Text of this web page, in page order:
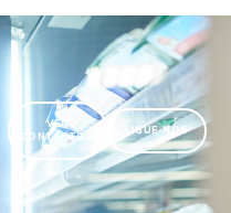
VER
CONTACTOS
LIGUE-NOS